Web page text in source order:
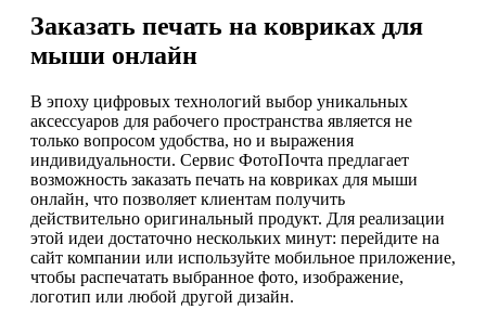
Заказать печать на ковриках для
мыши онлайн
В эпоху цифровых технологий выбор уникальных
аксессуаров для рабочего пространства является не
только вопросом удобства, но и выражения
индивидуальности. Сервис ФотоПочта предлагает
возможность заказать печать на ковриках для мыши
онлайн, что позволяет клиентам получить
действительно оригинальный продукт. Для реализации
этой идеи достаточно нескольких минут: перейдите на
сайт компании или используйте мобильное приложение,
чтобы распечатать выбранное фото, изображение,
логотип или любой другой дизайн.